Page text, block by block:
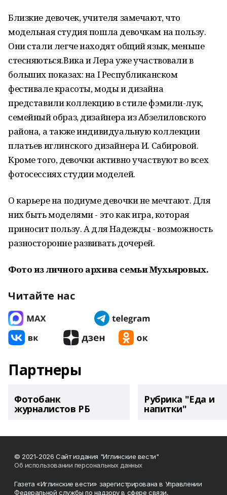
Близкие девочек, учителя замечают, что
модельная студия пошла девочкам на пользу.
Они стали легче находят общий язык, меньше
стесняються.Вика и Лера уже участвовали в
больших показах: на I Республиканском
фестивале красоты, моды и дизайна
представили коллекцию в стиле фэмили-лук,
семейный образ, дизайнера из Абзелиловского
района, а также индивидуальную коллекции
платьев иглинского дизайнера И. Сабировой.
Кроме того, девочки активно участвуют во всех
фотосессиях студии моделей.
О карьере на подиуме девочки не мечтают. Для
них быть моделями - это как игра, которая
приносит пользу. А для Надежды - возможность
разносторонне развивать дочерей.
Фото из личного архива семьи Мухьяровых.
Читайте нас
Партнеры
Фотобанк
журналистов РБ
Рубрика "Еда и
напитки"
© 2021-2026 Сайт издания "Иглинские вести"
Об использовании персональных данных
Газета «Иглинские вести» зарегистрирована в Управлении
Федеральной службы по надзору в сфере связи,